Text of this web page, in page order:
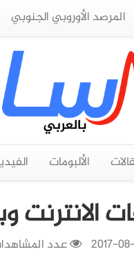
المرصد الأوروبي الجنوبي
الألبومات
الانترنت
عدد المشاهدات: